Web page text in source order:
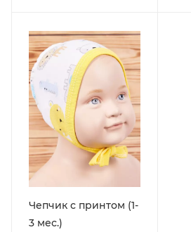
Чепчик с принтом (1-
3 мес.)